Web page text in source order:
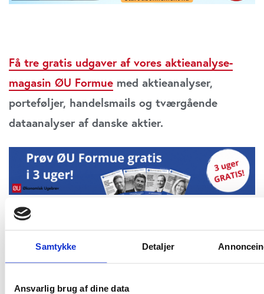
Samtykke Detaljer
Ansvarlig brug af dine data
Få tre gratis udgaver af vores aktieanalyse-
magasin ØU Formue med aktieanalyser,
porteføljer, handelsmails og tværgående
dataanalyser af danske aktier.